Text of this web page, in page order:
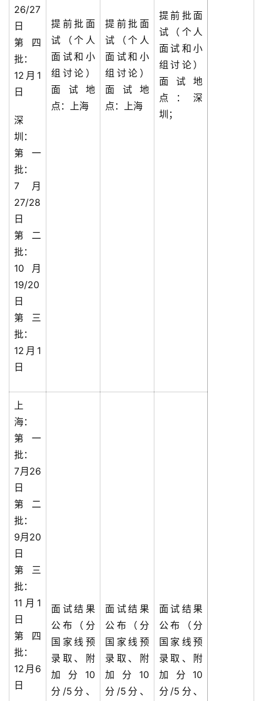
26/27
日
第四
批：
12月1
日
深
圳：
第一
批：
7月
27/28
日
第二
批：
10月
19/20
日
第三
批：
12月1
日
提前批面
试（个人
面试和小
组讨论）
面试地
点：上海
提前批面
试（个人
面试和小
组讨论）
面试地
点：上海
提前批面
试（个人
面试和小
组讨论）
面试地
点：深
圳；
上
海：
第一
批：
7月26
日
第二
批：
9月20
日
第三
批：
11月1
日
第四
批：
12月6
日
面试结果
公布（分
国家线预
录取、附
加分10
分/5分、
面试结果
公布（分
国家线预
录取、附
加分10
分/5分、
面试结果
公布（分
国家线预
录取、附
加分10
分/5分、